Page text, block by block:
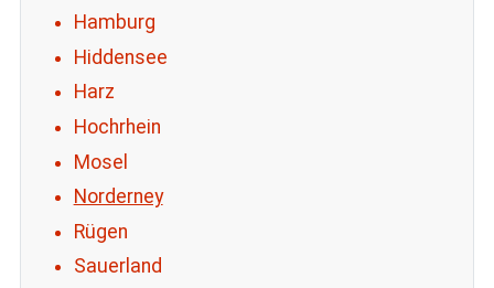
Hamburg
Hiddensee
Harz
Hochrhein
Mosel
Norderney
Rügen
Sauerland